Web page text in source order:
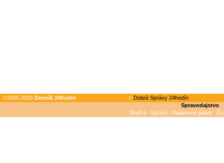
©2005-2026 Denník 24hodin
Dobré Správy 24hodín
Spravodajstvo
Mačka
Správy Papierové palety